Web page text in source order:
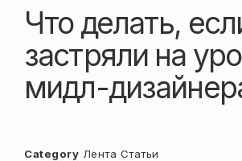
Что делать,
застряли на
мидл-
Category Лента Статьи